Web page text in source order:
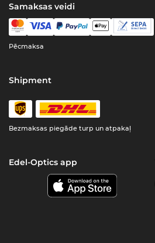
Samaksas veidi
Pēcmaksa
Shipment
Bezmaksas piegāde turp un atpakaļ
Edel-Optics app